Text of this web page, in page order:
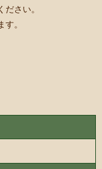
さい。
。